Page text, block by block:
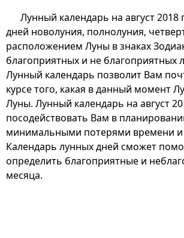
Лунный календарь на август 2018
дней новолуния, полнолуния,
расположением Луны в знаках
благоприятных и не благоприятных
Лунный календарь позволит Вам
курсе того, какая в данный момент
Луны. Лунный календарь на август
посодействовать Вам в
минимальными потерями времени и
Календарь лунных дней сможет
определить благоприятные и
месяца.